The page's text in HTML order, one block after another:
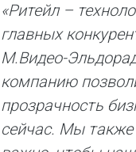
«Ритейл –
главных
М.Видео-
компанию
прозрачность
сейчас. Мы также